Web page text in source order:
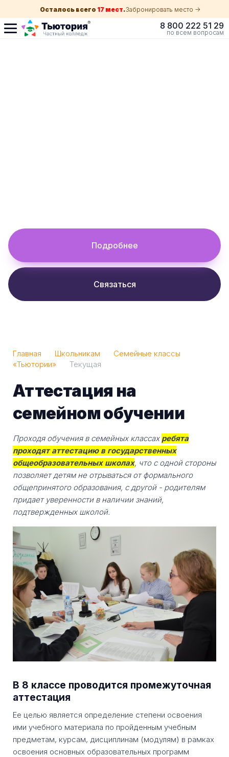
Осталось всего 17 мест.Забронировать место ->
8 800 222 51 29
по всем вопросам
Подробнее
Связаться
Главная Школьникам
Семейные классы
«Тьютории»
Текущая
Аттестация на
семейном обучении
Проходя обучения в семейных классах ребята
проходят аттестацию в государственных
общеобразовательных школах, что с одной стороны
позволяет детям не отрываться от формального
общепринятого образования, с другой - родителям
придает уверенности в наличии знаний,
подтвержденных школой.
В 8 классе проводится промежуточная
аттестация
Ее целью является определение степени освоения
ими учебного материала по пройденным учебным
предметам, курсам, дисциплинам (модулям) в рамках
освоения основных образовательных программ